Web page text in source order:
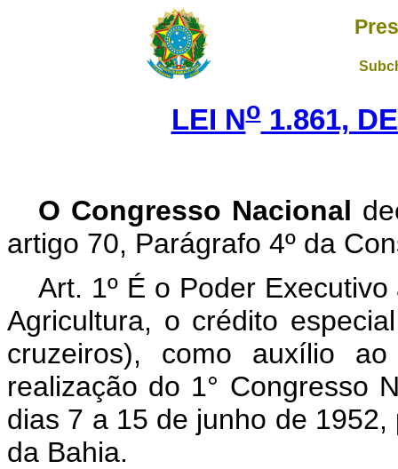
LEI No1.861,
O Congresso Nacional
artigo 70, Parágrafo 4º da
Art. 1º É o Poder
Agricultura, o crédito
cruzeiros), como auxílio
realização do 1° Congresso
dias 7 a 15 de junho de
da Bahia.